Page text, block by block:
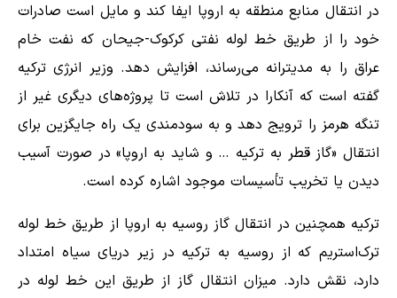
در انتقال منابع منطقه به اروپا ایفا کند و مایل است صادرات
خود را از طریق خط لوله نفتی کرکوک-جیحان که نفت خام
عراق را به مدیترانه می‌رساند، افزایش دهد. وزیر انرژی ترکیه
گفته است که آنکارا در تلاش است تا پروژه‌های دیگری غیر از
تنگه هرمز را ترویج دهد و به سودمندی یک راه جایگزین برای
انتقال «گاز قطر به ترکیه … و شاید به اروپا» در صورت آسیب
دیدن یا تخریب تأسیسات موجود اشاره کرده است.
ترکیه همچنین در انتقال گاز روسیه به اروپا از طریق خط لوله
ترک‌استریم که از روسیه به ترکیه در زیر دریای سیاه امتداد
دارد، نقش دارد. میزان انتقال گاز از طریق این خط لوله در